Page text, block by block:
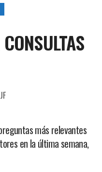
más relevantes
en la última semana,